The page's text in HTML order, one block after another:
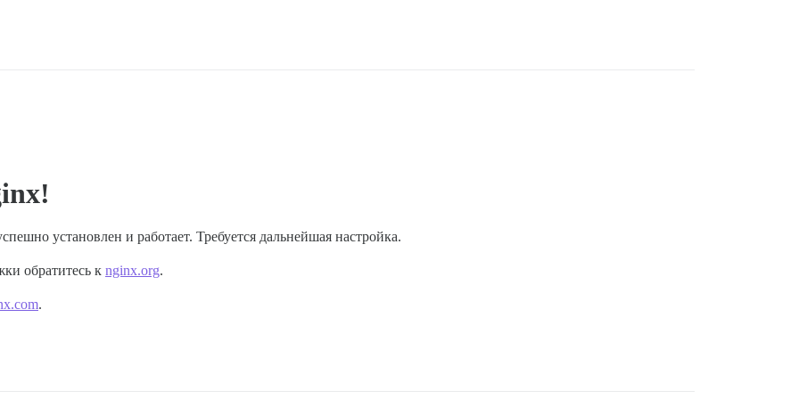
установлен и работает. Требуется дальнейшая настройка.
обратитесь к nginx.org.
.